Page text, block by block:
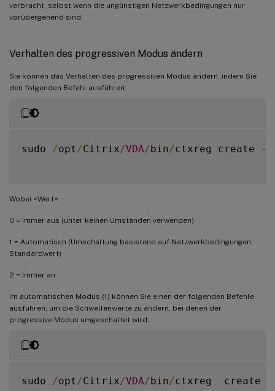
verbracht, selbst wenn die ungünstigen Netzwerkbedingungen nur
vorübergehend sind.
Verhalten des progressiven Modus ändern
Sie können das Verhalten des progressiven Modus ändern, indem Sie
den folgenden Befehl ausführen:
sudo /opt /Citrix/VDA/bin/ctxreg create -
Wobei <Wert>:
0 = Immer aus (unter keinen Umständen verwenden)
1 = Automatisch (Umschaltung basierend auf Netzwerkbedingungen,
Standardwert)
2 = Immer an
Im automatischen Modus (1) können Sie einen der folgenden Befehle
ausführen, um die Schwellenwerte zu ändern, bei denen der
progressive Modus umgeschaltet wird:
sudo /opt /Citrix/VDA/bin/ctxreg  create